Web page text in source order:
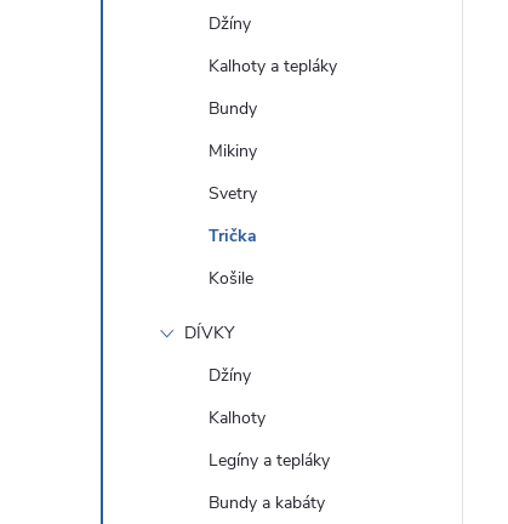
Džíny
Kalhoty a tepláky
Bundy
Mikiny
Svetry
Trička
Košile
DÍVKY
Džíny
Kalhoty
Legíny a tepláky
Bundy a kabáty